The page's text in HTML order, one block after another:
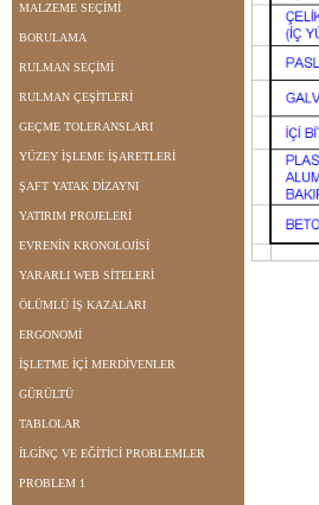
MALZEME SEÇİMİ
BORULAMA
RULMAN SEÇİMİ
RULMAN ÇEŞİTLERİ
GEÇME TOLERANSLARI
YÜZEY İŞLEME İŞARETLERİ
ŞAFT YATAK DİZAYNI
YATIRIM PROJELERİ
EVRENİN KRONOLOJİSİ
YARARLI WEB SİTELERİ
ÖLÜMLÜ İŞ KAZALARI
ERGONOMİ
İŞLETME İÇİ MERDİVENLER
GÜRÜLTÜ
TABLOLAR
İLGİNÇ VE EĞİTİCİ PROBLEMLER
PROBLEM 1